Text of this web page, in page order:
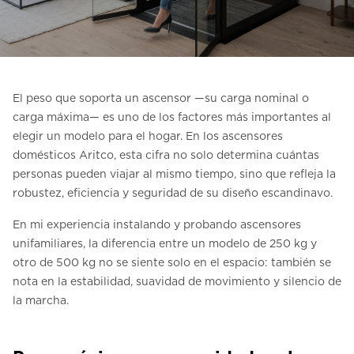
Contacte con nosotros
Pedir una estimación de precio
FAQ
El peso que soporta un ascensor —su carga nominal o
carga máxima— es uno de los factores más importantes al
elegir un modelo para el hogar. En los ascensores
domésticos Aritco, esta cifra no solo determina cuántas
personas pueden viajar al mismo tiempo, sino que refleja la
robustez, eficiencia y seguridad de su diseño escandinavo.
En mi experiencia instalando y probando ascensores
unifamiliares, la diferencia entre un modelo de 250 kg y
otro de 500 kg no se siente solo en el espacio: también se
nota en la estabilidad, suavidad de movimiento y silencio de
la marcha.